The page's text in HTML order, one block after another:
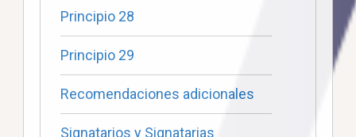
Principio 28
Principio 29
Recomendaciones adicionales
Signatarios y Signatarias